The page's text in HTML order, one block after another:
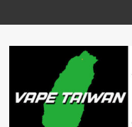
to
content